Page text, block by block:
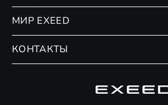
Страхование
Сервис
Помощь на дорогах
МИР EXEED
КОНТАКТЫ